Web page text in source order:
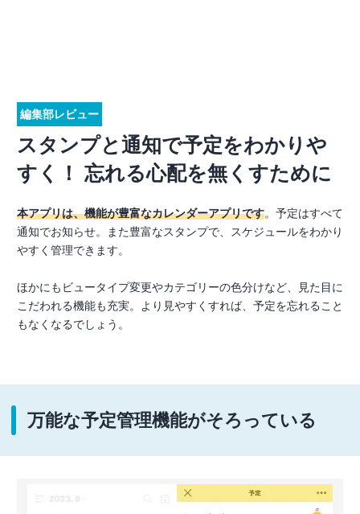
編集部レビュー
スタンプと通知で予定をわかりや
すく！ 忘れる心配を無くすために
本アプリは、機能が豊富なカレンダーアプリです。予定はすべて
通知でお知らせ。また豊富なスタンプで、スケジュールをわかり
やすく管理できます。
ほかにもビュータイプ変更やカテゴリーの色分けなど、見た目に
こだわれる機能も充実。より見やすくすれば、予定を忘れること
もなくなるでしょう。
万能な予定管理機能がそろっている